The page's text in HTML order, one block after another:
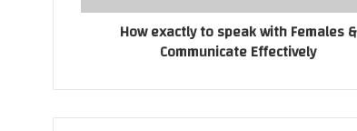
How exactly to speak with Females &
Communicate Effectively